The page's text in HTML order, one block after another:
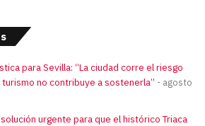
para Sevilla: “La ciudad corre el riesgo
no contribuye a sostenerla”
agosto
urgente para que el histórico Triaca